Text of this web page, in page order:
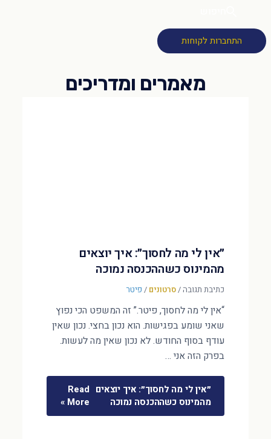
התחברות לקוחות
״אין לי מה לחסוך״: איך יוצאים
מהמינוס כשההכנסה נמוכה
כתיבת תגובה/סרטונים / פיטר
“אין לי מה לחסוך, פיטר.” זה המשפט הכי נפוץ
שאני שומע בפגישות. הוא נכון בחצי. נכון שאין
עודף בסוף החודש. לא נכון שאין מה לעשות.
בפרק הזה אני …
״אין לי מה לחסוך״: איך יוצאים
מהמינוס כשההכנסה נמוכה
Read
More »